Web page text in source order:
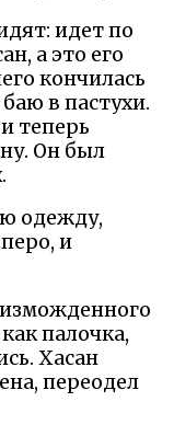
идет по
а это его
кончилась
в пастухи.
теперь
Он был
одежду,
и
палочка,
Хасан
переодел